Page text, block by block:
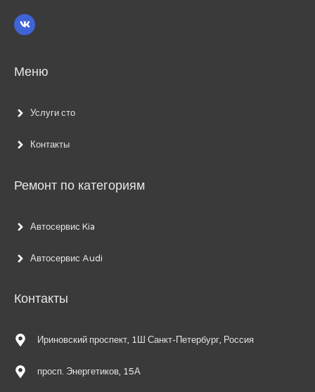
Меню
Услуги сто
Контакты
Ремонт по категориям
Автосервис Kia
Автосервис Audi
Контакты
Ириновский проспект, 1Ш Санкт-Петербург, Россия
просп. Энергетиков, 15А